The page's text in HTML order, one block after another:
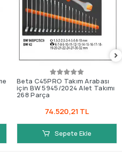
Beta C45PRO Takım Arabası
için BW 5945/2024 Alet Takımı
268 Parça
74.520,21 TL
Sepete Ekle